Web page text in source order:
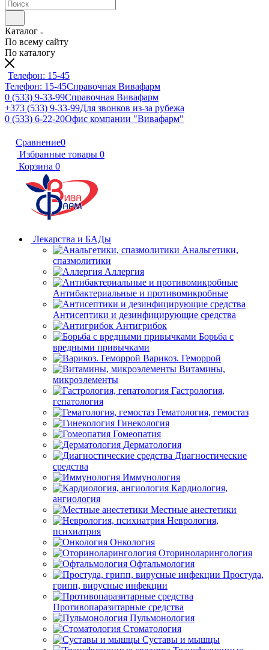
Каталог
По всему сайту
По каталогу
Телефон: 15-45
Телефон: 15-45Справочная Вивафарм
0 (533) 9-33-99Справочная Вивафарм
+373 (533) 9-33-99Для звонков из-за рубежа
0 (533) 6-22-20Офис компании "Вивафарм"
Сравнение0
Избранные товары 0
Корзина 0
Лекарства и БАДы
Анальгетики,
спазмолитики
Аллергия
Антибактериальные и противомикробные
Антисептики и дезинфицирующие средства
Антигрибок
Борьба с
вредными привычками
Варикоз. Геморрой
Витамины,
микроэлементы
Гастрология,
гепатология
Гематология, гемостаз
Гинекология
Гомеопатия
Дерматология
Диагностические
средства
Иммунология
Кардиология,
ангиология
Местные анестетики
Неврология,
психиатрия
Онкология
Оториноларингология
Офтальмология
Простуда,
грипп, вирусные инфекции
Противопаразитарные средства
Пульмонология
Стоматология
Суставы и мышцы